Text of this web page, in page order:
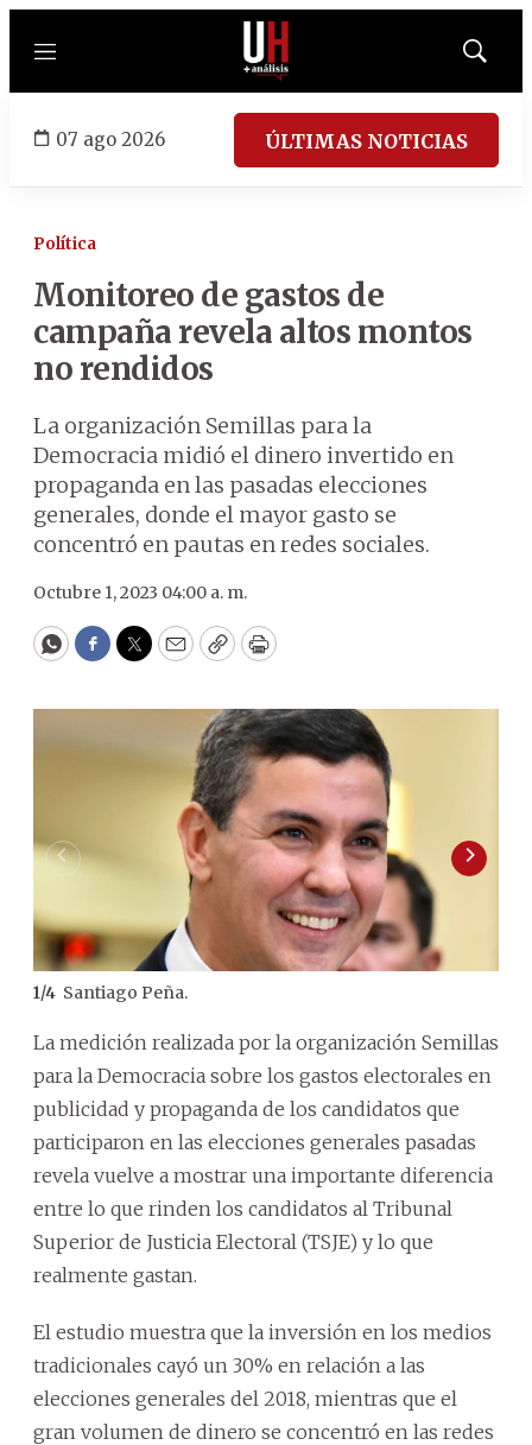
Menú
Mostrar
07 ago 2026 ÚLTIMAS NOTICIAS
Política
Monitoreo de gastos de
campaña revela altos montos
no rendidos
La organización Semillas para la
Democracia midió el dinero invertido en
propaganda en las pasadas elecciones
generales, donde el mayor gasto se
concentró en pautas en redes sociales.
Octubre 1, 2023 04:00 a. m.
WhatsApp
Facebook
Twitter
EmailCopyPrint
1/4 Santiago Peña.
La medición realizada por la organización Semillas
para la Democracia sobre los gastos electorales en
publicidad y propaganda de los candidatos que
participaron en las elecciones generales pasadas
revela vuelve a mostrar una importante diferencia
entre lo que rinden los candidatos al Tribunal
Superior de Justicia Electoral (TSJE) y lo que
realmente gastan.
El estudio muestra que la inversión en los medios
tradicionales cayó un 30% en relación a las
elecciones generales del 2018, mientras que el
gran volumen de dinero se concentró en las redes